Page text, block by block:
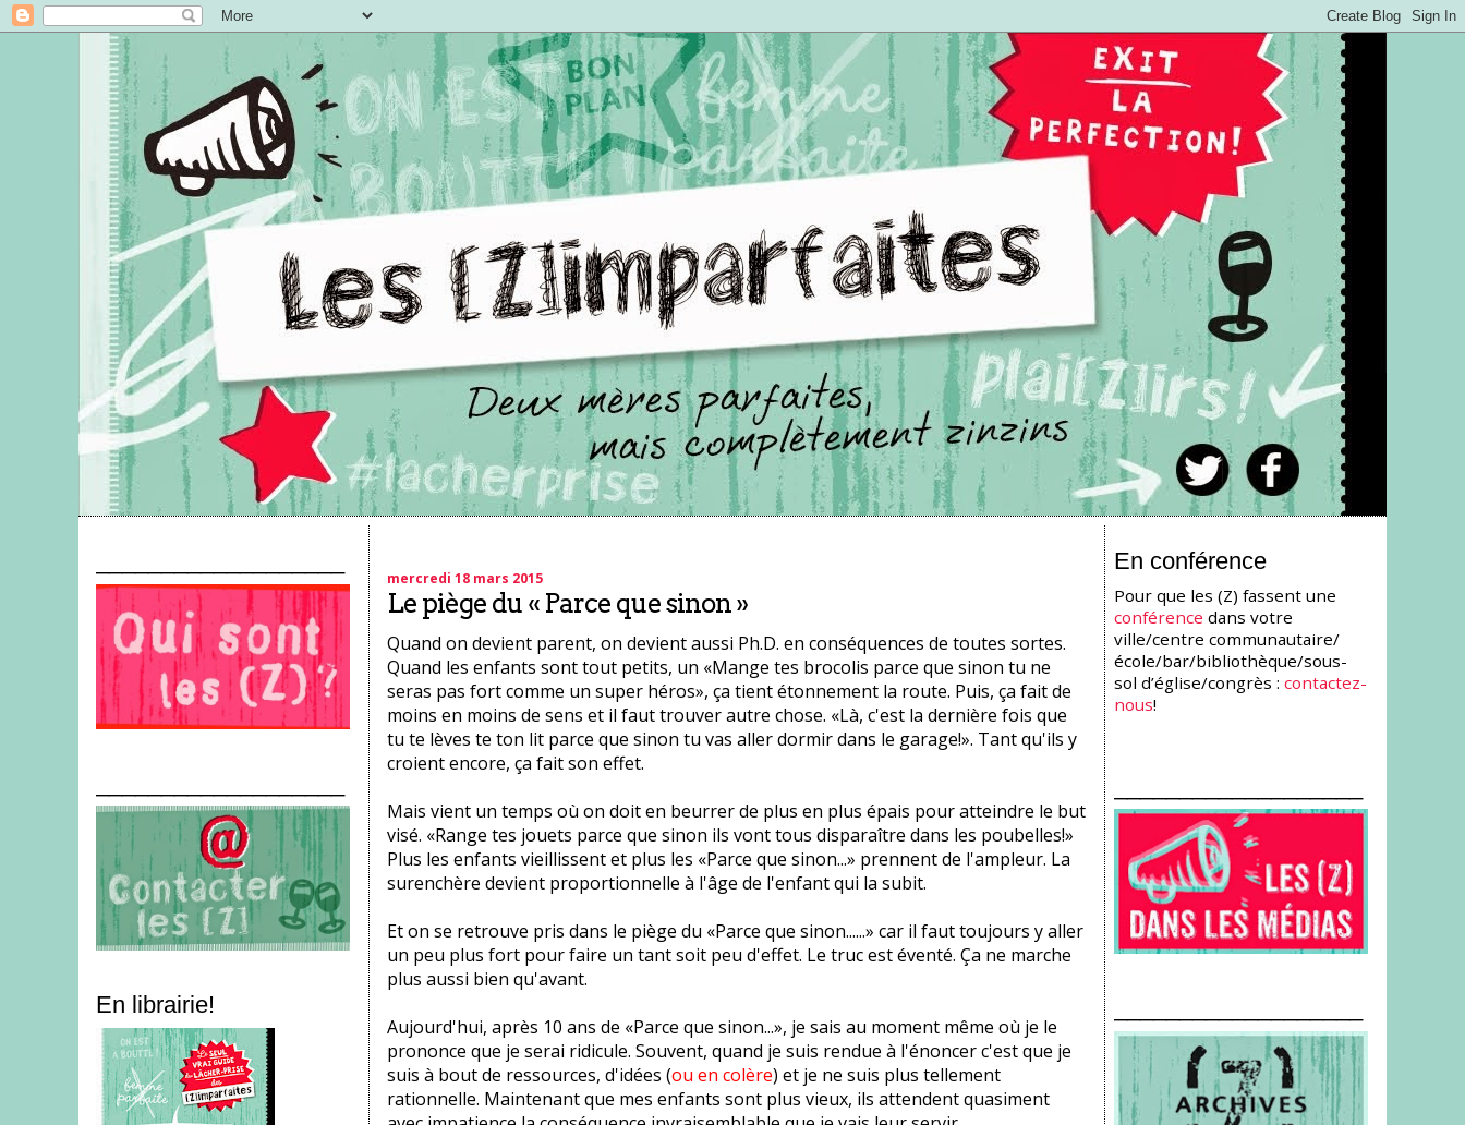
En librairie!
mercredi 18 mars 2015
Le piège du « Parce que sinon »
Quand on devient parent, on devient aussi Ph.D. en conséquences de toutes sortes.
Quand les enfants sont tout petits, un «Mange tes brocolis parce que sinon tu ne
seras pas fort comme un super héros», ça tient étonnement la route. Puis, ça fait de
moins en moins de sens et il faut trouver autre chose. «Là, c'est la dernière fois que
tu te lèves te ton lit parce que sinon tu vas aller dormir dans le garage!». Tant qu'ils y
croient encore, ça fait son effet.
Mais vient un temps où on doit en beurrer de plus en plus épais pour atteindre le but
visé. «Range tes jouets parce que sinon ils vont tous disparaître dans les poubelles!»
Plus les enfants vieillissent et plus les «Parce que sinon...» prennent de l'ampleur. La
surenchère devient proportionnelle à l'âge de l'enfant qui la subit.
Et on se retrouve pris dans le piège du «Parce que sinon......» car il faut toujours y aller
un peu plus fort pour faire un tant soit peu d'effet. Le truc est éventé. Ça ne marche
plus aussi bien qu'avant.
Aujourd'hui, après 10 ans de «Parce que sinon...», je sais au moment même où je le
prononce que je serai ridicule. Souvent, quand je suis rendue à l'énoncer c'est que je
suis à bout de ressources, d'idées (ou en colère) et je ne suis plus tellement
rationnelle. Maintenant que mes enfants sont plus vieux, ils attendent quasiment
En conférence
Pour que les (Z) fassent une
conférence dans votre
ville/centre communautaire/
école/bar/bibliothèque/sous-
sol d’église/congrès :contactez-
nous!